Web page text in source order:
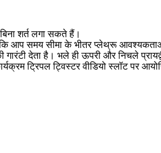
शर्त लगा सकते हैं।
समय सीमा के भीतर प्लेथ्रू आवश्यकताओं
देता है। भले ही ऊपरी और निचले
ट्रिपल ट्विस्टर वीडियो स्लॉट पर